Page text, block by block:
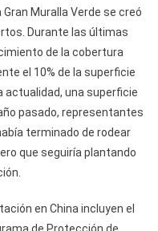
Muralla Verde se creó
Durante las últimas
de la cobertura
el 10% de la superficie
actualidad, una superficie
pasado, representantes
terminado de rodear
que seguiría plantando
en China incluyen el